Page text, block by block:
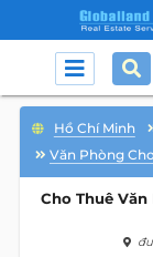
Hồ Chí Minh
Văn Phòng
Cho Thuê Văn